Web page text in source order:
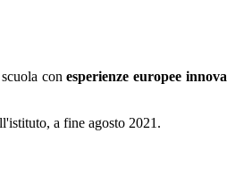
conesperienze europee
a fine agosto 2021.